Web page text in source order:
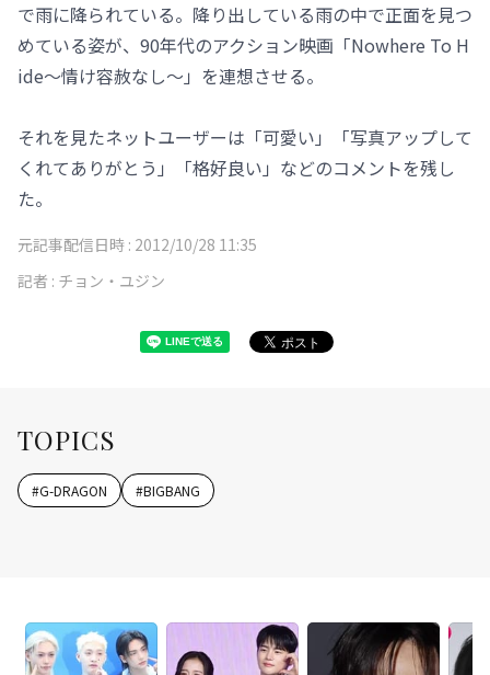
で雨に降られている。降り出している雨の中で正面を見つ
めている姿が、90年代のアクション映画「Nowhere To H
ide～情け容赦なし～」を連想させる。
それを見たネットユーザーは「可愛い」「写真アップして
くれてありがとう」「格好良い」などのコメントを残し
た。
元記事配信日時 : 2012/10/28 11:35
記者 : チョン・ユジン
TOPICS
#G-DRAGON #BIGBANG